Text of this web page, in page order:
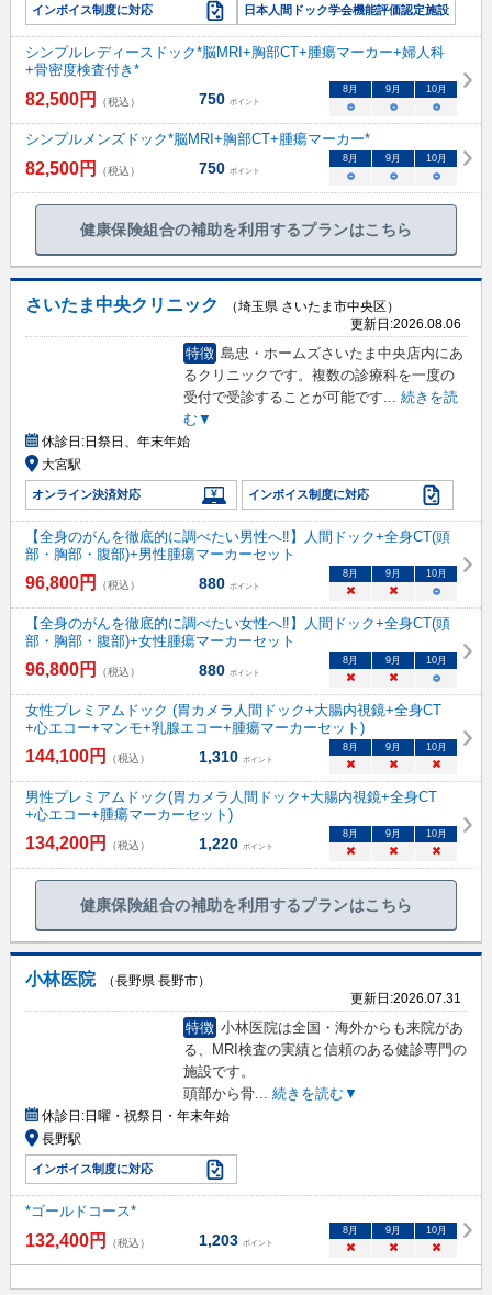
インボイス制度に対応 日本人間ドック学会機能評価認定施設
シンプルレディースドック*脳MRI+胸部CT+腫瘍マーカー+婦人科
+骨密度検査付き*
82,500円 （税込） 750 ポイント
8月 9月 10月
○ ○ ○
シンプルメンズドック*脳MRI+胸部CT+腫瘍マーカー*
82,500円 （税込） 750 ポイント
8月 9月 10月
○ ○ ○
健康保険組合の補助を利用するプランはこちら
さいたま中央クリニック
（埼玉県 さいたま市中央区）
更新日:2026.08.06
特徴 島忠・ホームズさいたま中央店内にあ
るクリニックです。複数の診療科を一度の
受付で受診することが可能です
続きを読
む▼
休診日:日祭日、年末年始
大宮駅
オンライン決済対応 インボイス制度に対応
【全身のがんを徹底的に調べたい男性へ‼】人間ドック+全身CT(頭
部・胸部・腹部)+男性腫瘍マーカーセット
96,800円 （税込） 880 ポイント
8 月 9 月 10月
× × ○
【全身のがんを徹底的に調べたい女性へ‼】人間ドック+全身CT(頭
部・胸部・腹部)+女性腫瘍マーカーセット
96,800円 （税込） 880 ポイント
8 月 9 月 10月
× × ○
女性プレミアムドック (胃カメラ人間ドック+大腸内視鏡+全身CT
+心エコー+マンモ+乳腺エコー+腫瘍マーカーセット)
144,100円 （税込） 1,310 ポイント
8 月 9 月 10月
× × ×
男性プレミアムドック(胃カメラ人間ドック+大腸内視鏡+全身CT
+心エコー+腫瘍マーカーセット)
134,200円 （税込） 1,220 ポイント
8 月 9 月 10月
× × ×
健康保険組合の補助を利用するプランはこちら
小林医院
（長野県 長野市）
更新日:2026.07.31
特徴 小林医院は全国・海外からも来院があ
る、MRI検査の実績と信頼のある健診専門の
施設です。
頭部から骨... 続きを読む▼
休診日:日曜・祝祭日・年末年始
長野駅
インボイス制度に対応
*ゴールドコース*
132,400円 （税込） 1,203 ポイント
8月 9月 10月
× × ×